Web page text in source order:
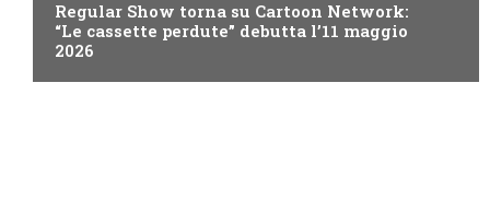
Regular Show torna su Cartoon Network:
“Le cassette perdute” debutta l’11 maggio
2026